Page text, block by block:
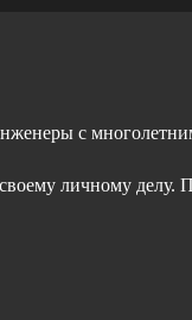
с
личному